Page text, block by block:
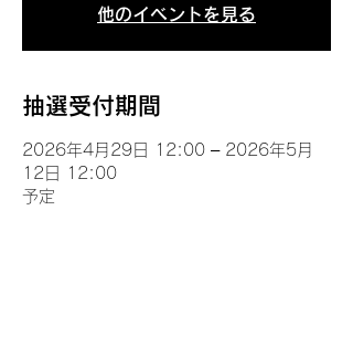
他のイベントを見る
抽選受付期間
2026年4月29日 12:00 – 2026年5月
12日 12:00
予定